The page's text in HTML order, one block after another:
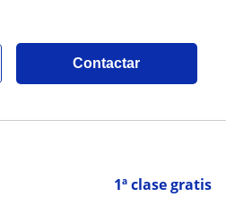
Contactar
1ª clase gratis